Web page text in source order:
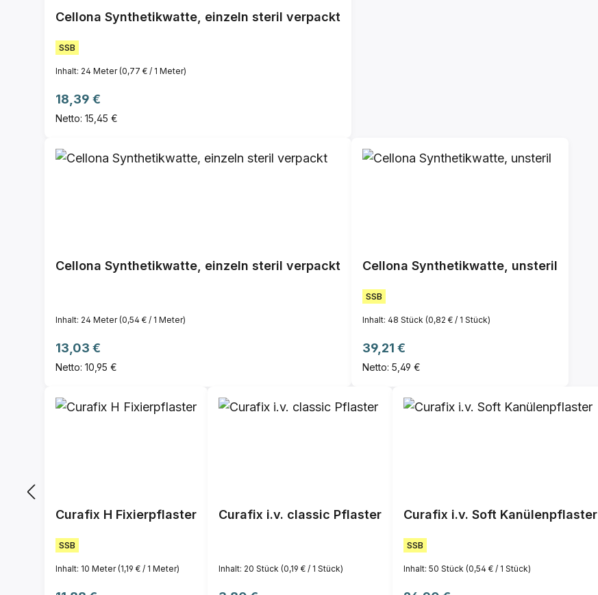
Cellona Synthetikwatte, einzeln steril verpackt
SSB
Inhalt: 24 Meter(0,77 € / 1 Meter)
Regulärer Preis:
18,39 €
Netto: 15,45 €
Cellona Synthetikwatte, einzeln steril verpackt
Inhalt: 24 Meter(0,54 € / 1 Meter)
Regulärer Preis:
13,03 €
Netto: 10,95 €
Cellona Synthetikwatte, unsteril
SSB
Inhalt: 48 Stück (0,82 € / 1 Stück)
Regulärer Preis:
39,21 €
Netto: 5,49 €
Curafix H Fixierpflaster
SSB
Inhalt: 10 Meter(1,19 € / 1 Meter)
Curafix i.v. classic Pflaster
Inhalt: 20 Stück (0,19 € / 1 Stück)
Curafix i.v. Soft Kanülenpflaster
SSB
Inhalt: 50 Stück (0,54 € / 1 Stück)